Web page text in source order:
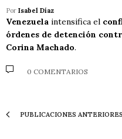
Por Isabel Díaz
Venezuela intensifica el
órdenes de detención
Corina Machado.
0 COMENTARIOS
PUBLICACIONES ANTERIORES